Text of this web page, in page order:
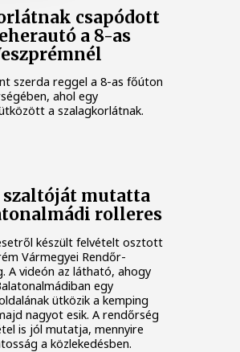
csapódott
a 8-as
szerda reggel a 8-as főúton
ahol egy
a szalagkorlátnak.
szaltóját mutatta
rolleres
készült felvételt osztott
Vármegyei Rendőr-
A videón az látható, ahogy
egy
ütközik a kemping
nagyot esik. A rendőrség
is jól mutatja, mennyire
a közlekedésben.